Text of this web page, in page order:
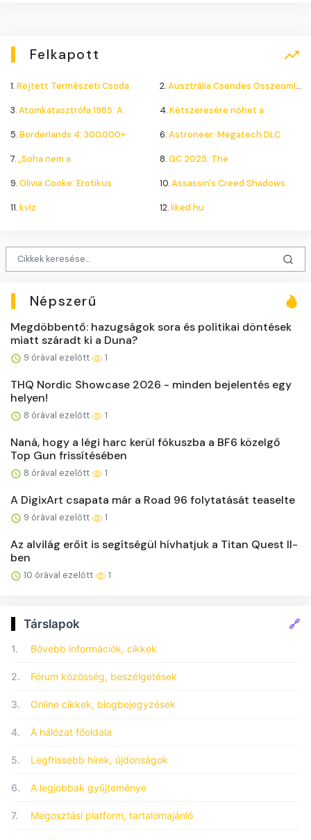
Felkapott
1.Rejtett Természeti Csoda 2.Ausztrália Csendes Összeomlása
3.Atomkatasztrófa 1985: A 4.Kétszeresére nőhet a
5.Borderlands 4: 300.000+ 6.Astroneer: Megatech DLC
7.„Soha nem a 8.GC 2025: The
9.Olivia Cooke: Erotikus 10.Assassin's Creed Shadows
11.kvíz 12.liked.hu
Népszerű
Megdöbbentő: hazugságok sora és politikai döntések
miatt száradt ki a Duna?
9 órával ezelőtt 1
THQ Nordic Showcase 2026 - minden bejelentés egy
helyen!
8 órával ezelőtt 1
Naná, hogy a légi harc kerül fókuszba a BF6 közelgő
Top Gun frissítésében
8 órával ezelőtt 1
A DigixArt csapata már a Road 96 folytatását teaselte
9 órával ezelőtt 1
Az alvilág erőit is segítségül hívhatjuk a Titan Quest II-
ben
10 órával ezelőtt 1
Társlapok 🔗
1. Bővebb információk, cikkek
2. Fórum közösség, beszélgetések
3. Online cikkek, blogbejegyzések
4. A hálózat főoldala
5. Legfrissebb hírek, újdonságok
6. A legjobbak gyűjteménye
7. Megosztási platform, tartalomajánló